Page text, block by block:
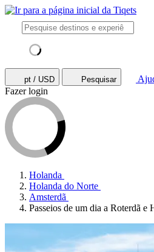
pt / USD Pesquisar
Fazer login
Holanda
Holanda do Norte
Amsterdã
Passeios de um dia a Roterdã e